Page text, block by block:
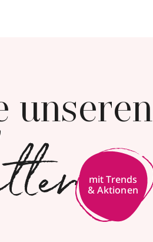
unseren
mit Trends
& Aktionen